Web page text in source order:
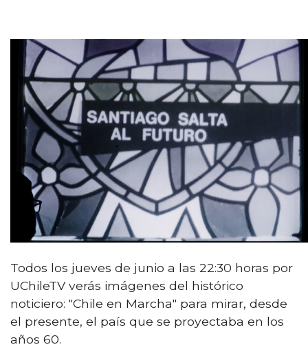
Todos los jueves de junio a las 22:30 horas por
UChileTV verás imágenes del histórico
noticiero: "Chile en Marcha" para mirar, desde
el presente, el país que se proyectaba en los
años 60.